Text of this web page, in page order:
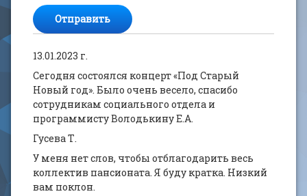
13.01.2023 г.
Сегодня состоялся концерт «Под Старый
Новый год». Было очень весело, спасибо
сотрудникам социального отдела и
программисту Володькину Е.А.
Гусева Т.
У меня нет слов, чтобы отблагодарить весь
коллектив пансионата. Я буду кратка. Низкий
вам поклон.